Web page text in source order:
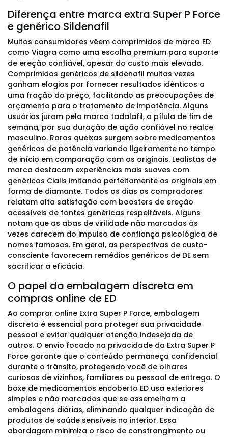
Diferença entre marca extra Super P Force
e genérico Sildenafil
Muitos consumidores vêem comprimidos de marca ED
como Viagra como uma escolha premium para suporte
de ereção confiável, apesar do custo mais elevado.
Comprimidos genéricos de sildenafil muitas vezes
ganham elogios por fornecer resultados idênticos a
uma fração do preço, facilitando as preocupações de
orçamento para o tratamento de impotência. Alguns
usuários juram pela marca tadalafil, a pílula de fim de
semana, por sua duração de ação confiável no realce
masculino. Raras queixas surgem sobre medicamentos
genéricos de potência variando ligeiramente no tempo
de início em comparação com os originais. Lealistas de
marca destacam experiências mais suaves com
genéricos Cialis imitando perfeitamente os originais em
forma de diamante. Todos os dias os compradores
relatam alta satisfação com boosters de ereção
acessíveis de fontes genéricas respeitáveis. Alguns
notam que as abas de virilidade não marcadas às
vezes carecem do impulso de confiança psicológica de
nomes famosos. Em geral, as perspectivas de custo-
consciente favorecem remédios genéricos de DE sem
sacrificar a eficácia.
O papel da embalagem discreta em
compras online de ED
Ao comprar online Extra Super P Force, embalagem
discreta é essencial para proteger sua privacidade
pessoal e evitar qualquer atenção indesejada de
outros. O envio focado na privacidade da Extra Super P
Force garante que o conteúdo permaneça confidencial
durante o trânsito, protegendo você de olhares
curiosos de vizinhos, familiares ou pessoal de entrega. O
boxe de medicamentos encoberto ED usa exteriores
simples e não marcados que se assemelham a
embalagens diárias, eliminando qualquer indicação de
produtos de saúde sensíveis no interior. Essa
abordagem minimiza o risco de constrangimento ou